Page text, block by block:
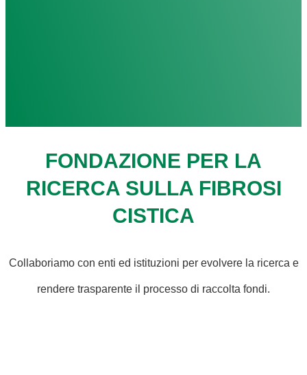
FONDAZIONE PER LA
RICERCA SULLA FIBROSI
CISTICA
Collaboriamo con enti ed istituzioni per evolvere la ricerca e
rendere trasparente il processo di raccolta fondi.